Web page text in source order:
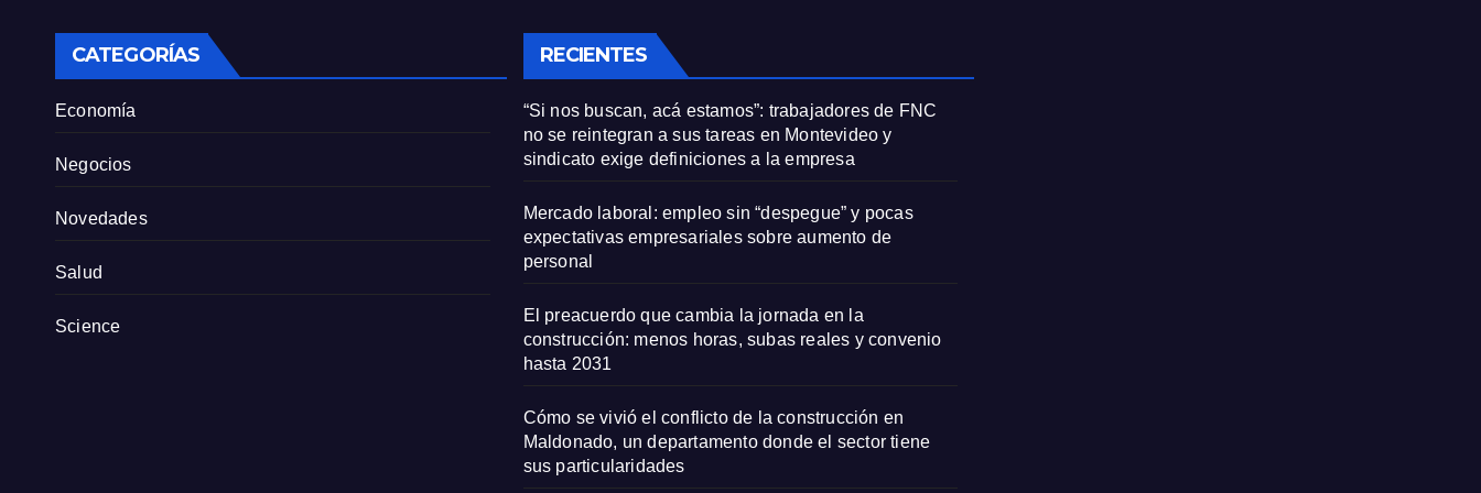
definiciones a la
empresa
CATEGORÍAS
Economía
Negocios
Novedades
Salud
Science
RECIENTES
“Si nos buscan, acá estamos”: trabajadores de FNC
no se reintegran a sus tareas en Montevideo y
sindicato exige definiciones a la empresa
Mercado laboral: empleo sin “despegue” y pocas
expectativas empresariales sobre aumento de
personal
El preacuerdo que cambia la jornada en la
construcción: menos horas, subas reales y convenio
hasta 2031
Cómo se vivió el conflicto de la construcción en
Maldonado, un departamento donde el sector tiene
sus particularidades